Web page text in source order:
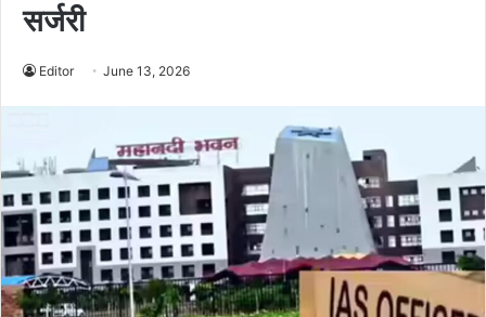
सर्जरी
Editor June 13, 2026